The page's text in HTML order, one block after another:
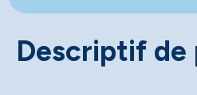
Descriptif de